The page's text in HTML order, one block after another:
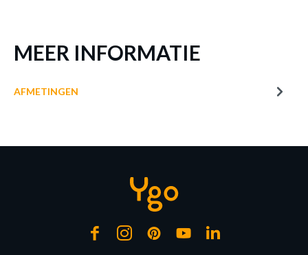
MEER INFORMATIE
AFMETINGEN